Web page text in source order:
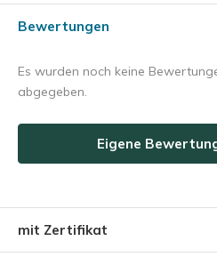
Bewertungen
Es wurden noch keine
abgegeben.
Eigene
mit Zertifikat